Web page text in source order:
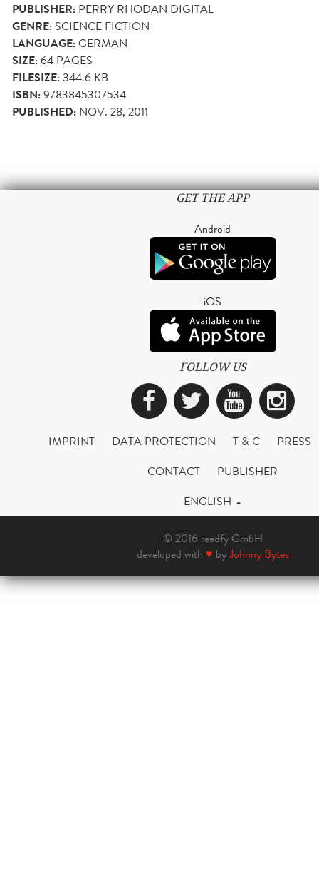
PUBLISHER: PERRY RHODAN DIGITAL
GENRE: SCIENCE FICTION
LANGUAGE:GERMAN
SIZE:64 PAGES
FILESIZE:344.6 KB
ISBN:9783845307534
PUBLISHED: NOV. 28, 2011
GET THE APP
Android
iOS
FOLLOW US
Facebook
Twitter
IMPRINT DATA PROTECTION T & C
PRESS
CONTACT
PUBLISHER
ENGLISH
© 2016 readfy GmbH
developed with ♥ byJohnny Bytes